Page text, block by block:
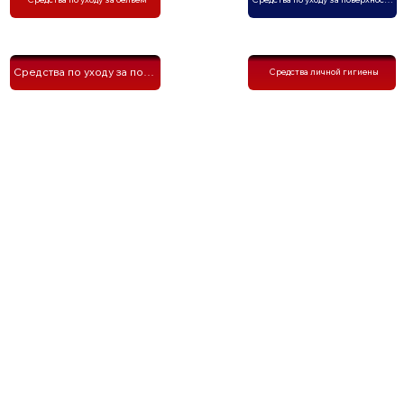
Средства по уходу за посудой Средства личной гигиены